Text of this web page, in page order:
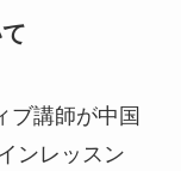
ブ講師が中国
ンレッスン